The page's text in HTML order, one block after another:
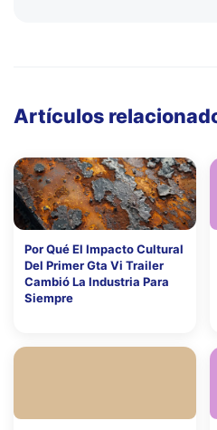
Artículos
Por Qué El Impacto Cultural
Del Primer Gta Vi Trailer
Cambió La Industria Para
Siempre